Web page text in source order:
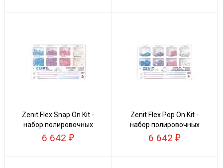
Zenit Flex Snap On Kit -
набор полировочных
дисков
6 642
Zenit Flex Pop On Kit -
набор полировочных
дисков
6 642